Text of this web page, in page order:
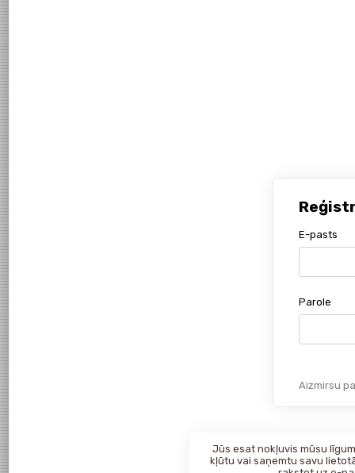
E-pasts
Parole
Aizmirsu
Jūs esat nokļuvis mūsu
kļūtu vai saņemtu savu